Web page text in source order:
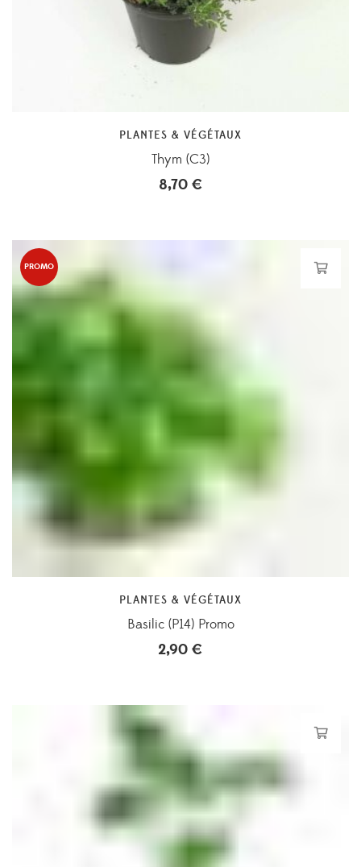
PLANTES & VÉGÉTAUX
Thym (C3)
8,70 €
PROMO
PLANTES & VÉGÉTAUX
Basilic (P14) Promo
2,90 €